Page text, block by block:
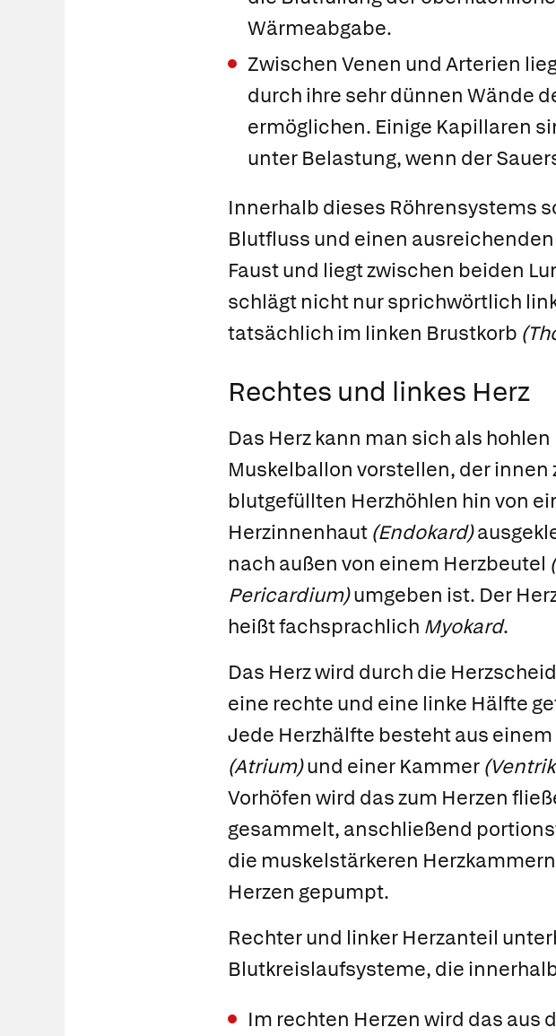
Wärmeabgabe.
Zwischen Venen und Arterien
durch ihre sehr dünnen Wände
ermöglichen. Einige Kapillaren
unter Belastung, wenn der
Innerhalb dieses Röhrensystems
Blutfluss und einen
Faust und liegt zwischen beiden
schlägt nicht nur sprichwörtlich
tatsächlich im linken Brustkorb
Rechtes und linkes Herz
Das Herz kann man sich als hohlen
Muskelballon vorstellen, der innen
blutgefüllten Herzhöhlen hin von
Herzinnenhaut (Endokard)
nach außen von einem Herzbeutel
Pericardium)umgeben ist. Der
heißt fachsprachlich Myokard.
Das Herz wird durch die
eine rechte und eine linke Hälfte
Jede Herzhälfte besteht aus einem
(Atrium)und einer Kammer
Vorhöfen wird das zum Herzen
gesammelt, anschließend
die muskelstärkeren
Herzen gepumpt.
Rechter und linker Herzanteil
Blutkreislaufsysteme, die
Im rechten Herzen wird das aus